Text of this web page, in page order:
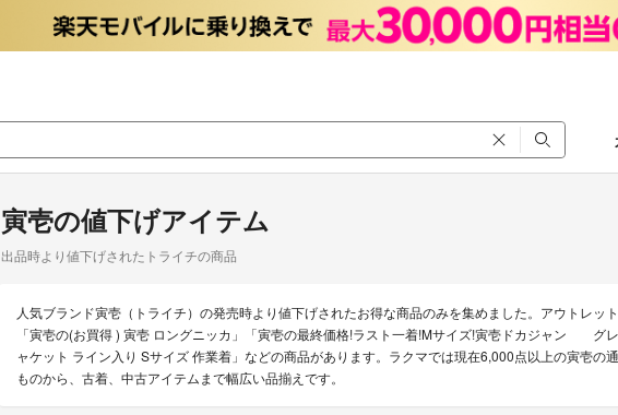
寅壱の値下げアイテム
出品時より値下げされたトライチの商品
人気ブランド寅壱（トライチ）の発売時より値下げされたお得な商品のみを集めました。アウトレッ
「寅壱の(お買得 ) 寅壱 ロングニッカ」「寅壱の最終価格!ラスト一着!Mサイズ!寅壱ドカジャン グ
ャケット ライン入り Sサイズ 作業着」などの商品があります。ラクマでは現在6,000点以上の寅壱の
ものから、古着、中古アイテムまで幅広い品揃えです。